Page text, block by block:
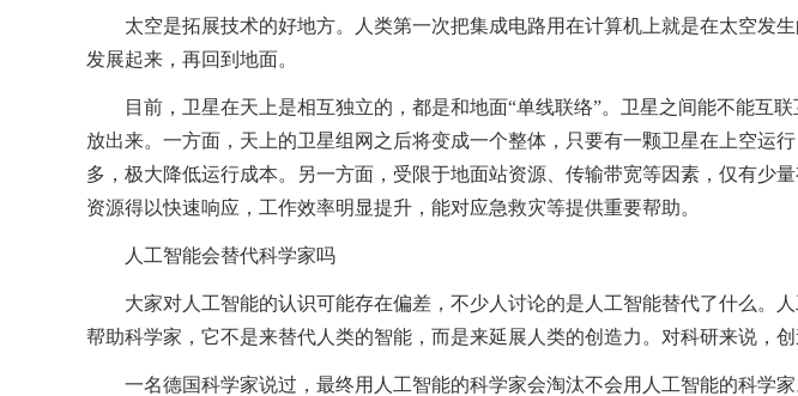
太空是拓展技术的好地方。人类第一次把集成电路用在计算机上就是在太空
发展起来，再回到地面。
目前，卫星在天上是相互独立的，都是和地面“单线联络”。卫星之间能不能互
放出来。一方面，天上的卫星组网之后将变成一个整体，只要有一颗卫星在上空运
多，极大降低运行成本。另一方面，受限于地面站资源、传输带宽等因素，仅有少
资源得以快速响应，工作效率明显提升，能对应急救灾等提供重要帮助。
人工智能会替代科学家吗
大家对人工智能的认识可能存在偏差，不少人讨论的是人工智能替代了什么。
帮助科学家，它不是来替代人类的智能，而是来延展人类的创造力。对科研来说，创
一名德国科学家说过，最终用人工智能的科学家会淘汰不会用人工智能的科学家